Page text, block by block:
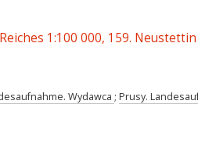
1:100 000, 159. Neustettin
Wydawca ; Prusy.